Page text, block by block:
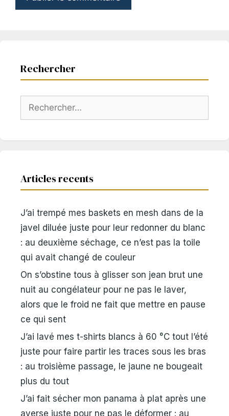
Rechercher
Rechercher :
Articles recents
J’ai trempé mes baskets en mesh dans de la
javel diluée juste pour leur redonner du blanc
: au deuxième séchage, ce n’est pas la toile
qui avait changé de couleur
On s’obstine tous à glisser son jean brut une
nuit au congélateur pour ne pas le laver,
alors que le froid ne fait que mettre en pause
ce qui sent
J’ai lavé mes t-shirts blancs à 60 °C tout l’été
juste pour faire partir les traces sous les bras
: au troisième passage, le jaune ne bougeait
plus du tout
J’ai fait sécher mon panama à plat après une
averse juste pour ne pas le déformer : au